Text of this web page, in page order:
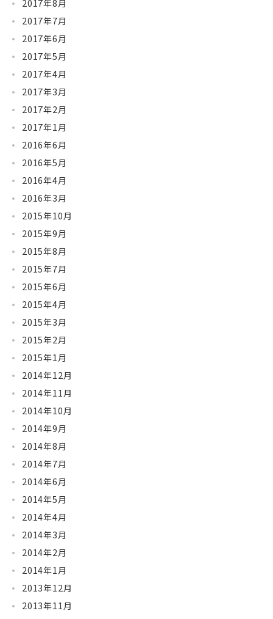
2017年8月
2017年7月
2017年6月
2017年5月
2017年4月
2017年3月
2017年2月
2017年1月
2016年6月
2016年5月
2016年4月
2016年3月
2015年10月
2015年9月
2015年8月
2015年7月
2015年6月
2015年4月
2015年3月
2015年2月
2015年1月
2014年12月
2014年11月
2014年10月
2014年9月
2014年8月
2014年7月
2014年6月
2014年5月
2014年4月
2014年3月
2014年2月
2014年1月
2013年12月
2013年11月